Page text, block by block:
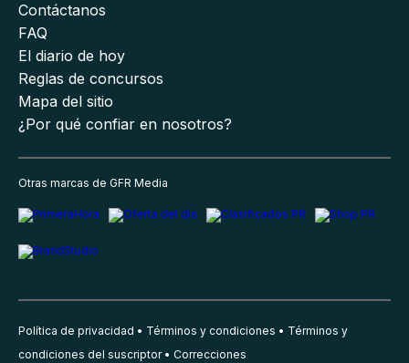
Contáctanos
FAQ
El diario de hoy
Reglas de concursos
Mapa del sitio
¿Por qué confiar en nosotros?
Otras marcas de GFR Media
Política de privacidad Términos y condiciones
Términos y
condiciones del suscriptor
Correcciones